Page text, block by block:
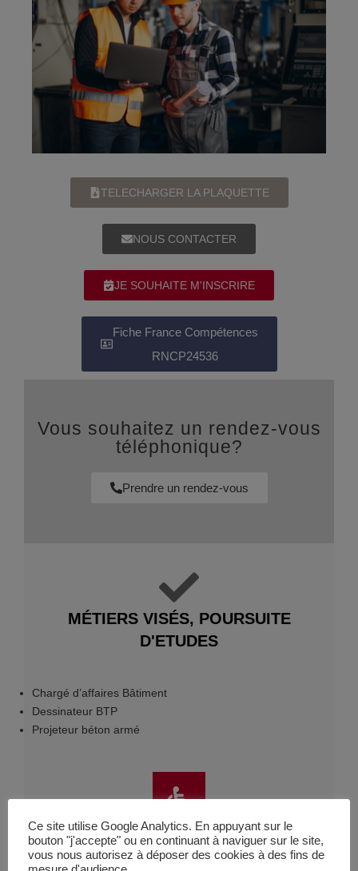
TELECHARGER LA PLAQUETTE
NOUS CONTACTER
JE SOUHAITE M'INSCRIRE
Fiche France Compétences
RNCP24536
Vous souhaitez un rendez-vous
téléphonique?
Prendre un rendez-vous
MÉTIERS VISÉS, POURSUITE
D'ETUDES
Chargé d’affaires Bâtiment
Dessinateur BTP
Projeteur béton armé
SITE ACCESSIBLE
Accessibilité aux personnes en situation de handicap
Ce site utilise Google Analytics. En appuyant sur le
bouton "j'accepte" ou en continuant à naviguer sur le site,
vous nous autorisez à déposer des cookies à des fins de